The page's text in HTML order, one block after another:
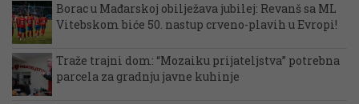
Borac u Mađarskoj obilježava jubilej: Revanš sa ML
Vitebskom biće 50. nastup crveno-plavih u Evropi!
Traže trajni dom: “Mozaiku prijateljstva” potrebna
parcela za gradnju javne kuhinje